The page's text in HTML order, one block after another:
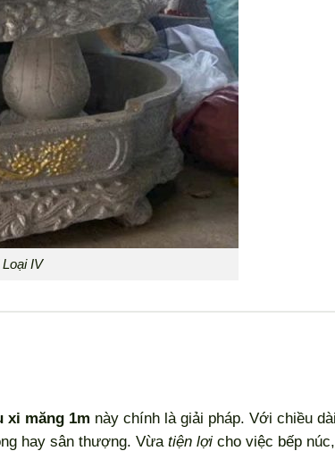
IV
xi măng 1m này chính là giải pháp. Với chiều
hay sân thượng. Vừa tiện lợi cho việc bếp